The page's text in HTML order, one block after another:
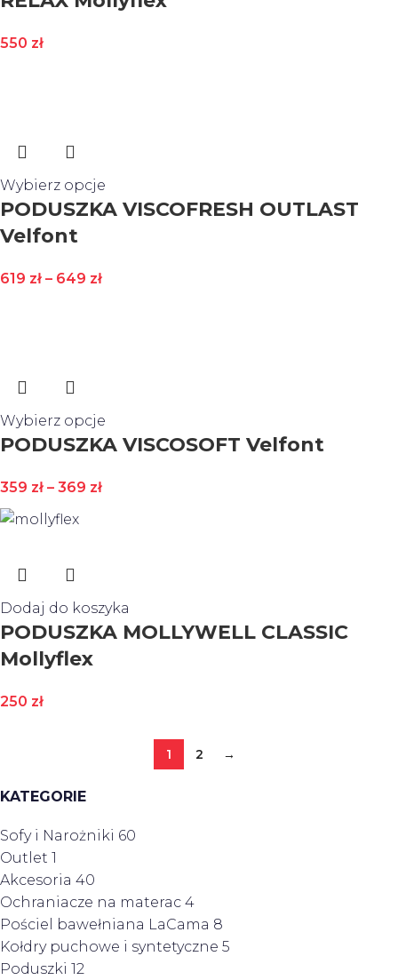
KATEGORIE
Sofy i Narożniki 60
Outlet 1
Akcesoria 40
Ochraniacze na materac 4
Pościel bawełniana LaCama 8
Kołdry puchowe i syntetyczne 5
Poduszki 12
550 zł
Wybierz opcje
PODUSZKA VISCOFRESH OUTLAST
Velfont
619 zł – 649 zł
Wybierz opcje
PODUSZKA VISCOSOFT Velfont
359 zł – 369 zł
Dodaj do koszyka
PODUSZKA MOLLYWELL CLASSIC
Mollyflex
250 zł
1 2 →